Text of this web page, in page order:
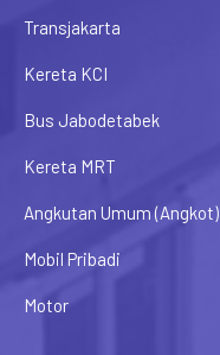
Transjakarta
Kereta KCI
Bus Jabodetabek
Kereta MRT
Angkutan Umum (Angkot)
Mobil Pribadi
Motor